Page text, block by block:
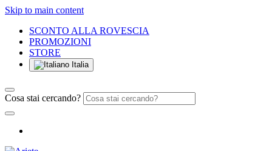
Skip to main content
SCONTO ALLA ROVESCIA
PROMOZIONI
STORE
Italia
Cosa stai cercando?